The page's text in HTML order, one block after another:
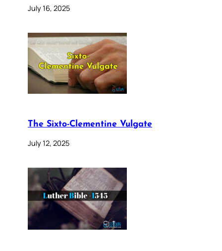
July 16, 2025
The Sixto-Clementine Vulgate
July 12, 2025